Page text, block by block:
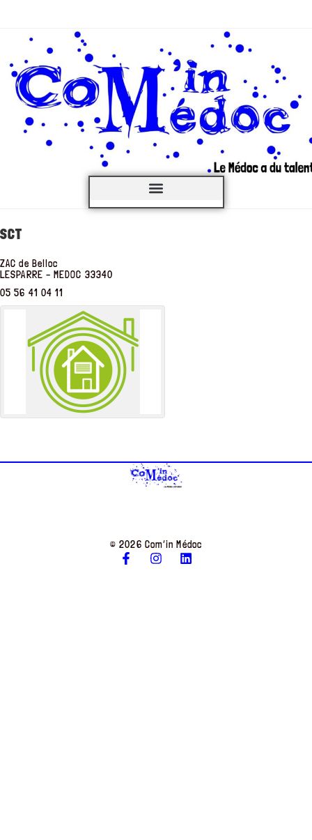
SCT
ZAC de Belloc
LESPARRE – MEDOC 33340
05 56 41 04 11
© 2026 Com’in Médoc